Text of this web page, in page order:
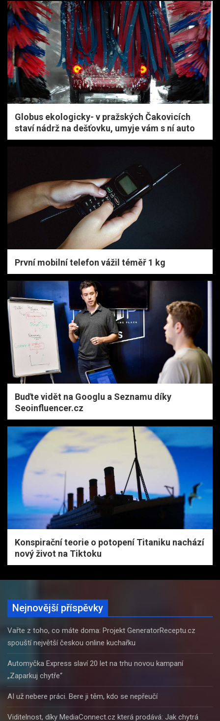
Globus ekologicky- v pražských Čakovicích
staví nádrž na dešťovku, umyje vám s ní auto
První mobilní telefon vážil téměř 1 kg
Buďte vidět na Googlu a Seznamu díky
Seoinfluencer.cz
Konspirační teorie o potopení Titaniku nachází
nový život na Tiktoku
Nejnovější příspěvky
Vařte z toho, co máte doma: Projekt GeneratorReceptu.cz
spouští největší českou online kuchařku
Automyčka Express slaví 20 let na trhu novou kampaní
„Zaparkuj chytře“
AI už nebere práci. Bere ji těm, kdo se nepřeučí
Viditelnost, díky MediaConnect.cz která prodává: Jak chytrá